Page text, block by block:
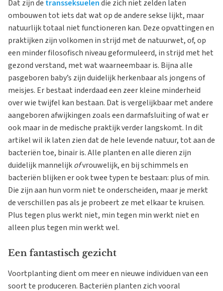
Dat zijn de transseksuelendie zich niet zelden laten
ombouwen tot iets dat wat op de andere sekse lijkt, maar
natuurlijk totaal niet functioneren kan. Deze opvattingen en
praktijken zijn volkomen in strijd met de natuurwet, of, op
een minder filosofisch niveau geformuleerd, in strijd met het
gezond verstand, met wat waarneembaar is. Bijna alle
pasgeboren baby’s zijn duidelijk herkenbaar als jongens of
meisjes. Er bestaat inderdaad een zeer kleine minderheid
over wie twijfel kan bestaan. Dat is vergelijkbaar met andere
aangeboren afwijkingen zoals een darmafsluiting of wat er
ook maar in de medische praktijk verder langskomt. In dit
artikel wil ik laten zien dat de hele levende natuur, tot aan de
bacteriën toe, binair is. Alle planten en alle dieren zijn
duidelijk mannelijkofvrouwelijk, en bij schimmels en
bacteriën blijken er ook twee typen te bestaan: plus of min.
Die zijn aan hun vorm niet te onderscheiden, maar je merkt
de verschillen pas als je probeert ze met elkaar te kruisen.
Plus tegen plus werkt niet, min tegen min werkt niet en
alleen plus tegen min werkt wel.
Een fantastisch gezicht
Voortplanting dient om meer en nieuwe individuen van een
soort te produceren. Bacteriën planten zich vooral